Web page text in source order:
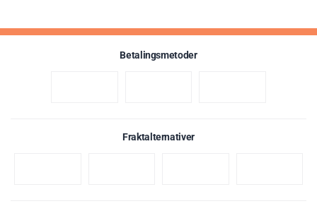
Betalingsmetoder
Fraktalternativer